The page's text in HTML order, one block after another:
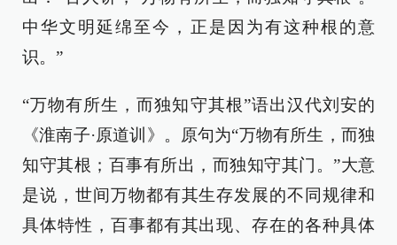
中华文明延绵至今，正是因为有这种根的意
识。”
“万物有所生，而独知守其根”语出汉代刘安的
《淮南子·原道训》。原句为“万物有所生，而独
知守其根；百事有所出，而独知守其门。”大意
是说，世间万物都有其生存发展的不同规律和
具体特性，百事都有其出现、存在的各种具体